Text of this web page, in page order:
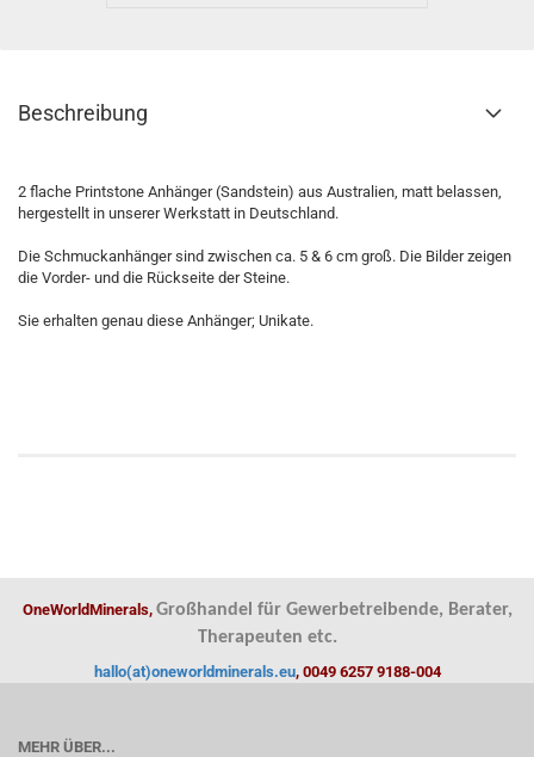
Beschreibung
2 flache Printstone Anhänger (Sandstein) aus Australien, matt belassen,
hergestellt in unserer Werkstatt in Deutschland.
Die Schmuckanhänger sind zwischen ca. 5 & 6 cm groß. Die Bilder zeigen
die Vorder- und die Rückseite der Steine.
Sie erhalten genau diese Anhänger; Unikate.
OneWorldMinerals, Großhandel für Gewerbetreibende, Berater,
Therapeuten etc.
hallo(at)oneworldminerals.eu, 0049 6257 9188-004
MEHR ÜBER...